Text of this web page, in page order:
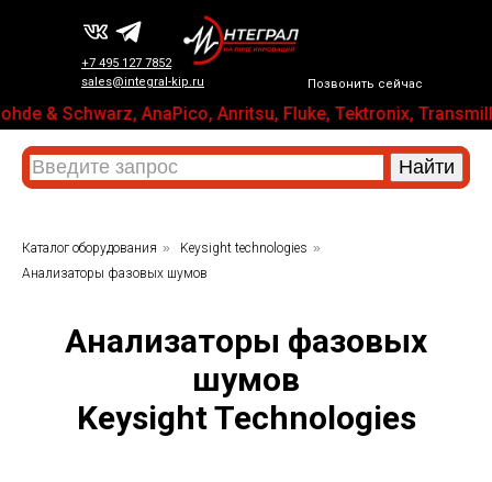
Позвонить сейчас
+7 495 127 7852
sales@integral-kip.ru
& Schwarz, AnaPico, Anritsu, Fluke, Tektronix,
Каталог оборудования » Keysight technologies »
Анализаторы фазовых шумов
Анализаторы фазовых
шумов
Keysight Technologies